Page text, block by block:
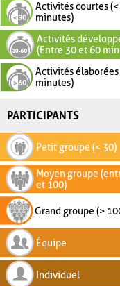
Activités courtes
minutes)
Activités
(Entre 30 et 60
Activités élaborées
minutes)
PARTICIPANTS
Petit groupe (< 30)
Moyen groupe
et 100)
Grand groupe (>
Équipe
Individuel